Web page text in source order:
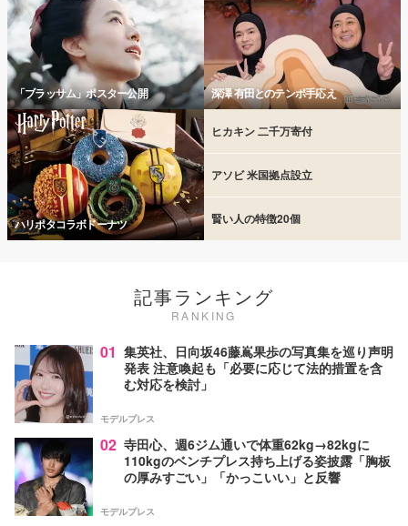
「ブラッサム」ポスター公開 深澤 有田とのテンポ手応え
ハリポタコラボドーナツ
ヒカキン 二千万寄付
アソビ 米国拠点設立
賢い人の特徴20個
記事ランキング
RANKING
01 集英社、日向坂46藤嶌果歩の写真集を巡り声明
発表 注意喚起も「必要に応じて法的措置を含
む対応を検討」
モデルプレス
02 寺田心、週6ジム通いで体重62kg→82kgに
110kgのベンチプレス持ち上げる姿披露「胸板
の厚みすごい」「かっこいい」と反響
モデルプレス